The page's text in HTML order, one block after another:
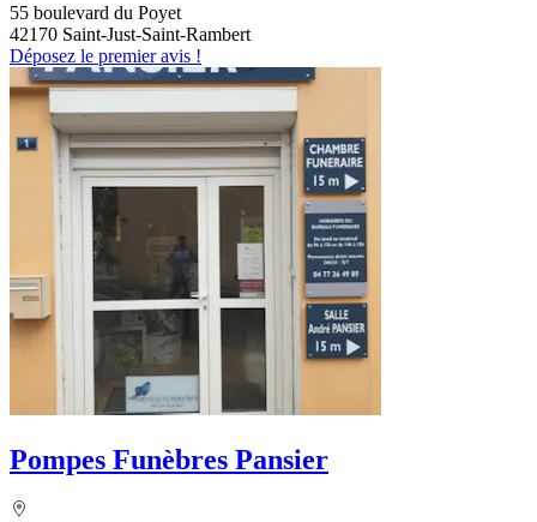
55 boulevard du Poyet
42170 Saint-Just-Saint-Rambert
Déposez le premier avis !
Pompes Funèbres Pansier